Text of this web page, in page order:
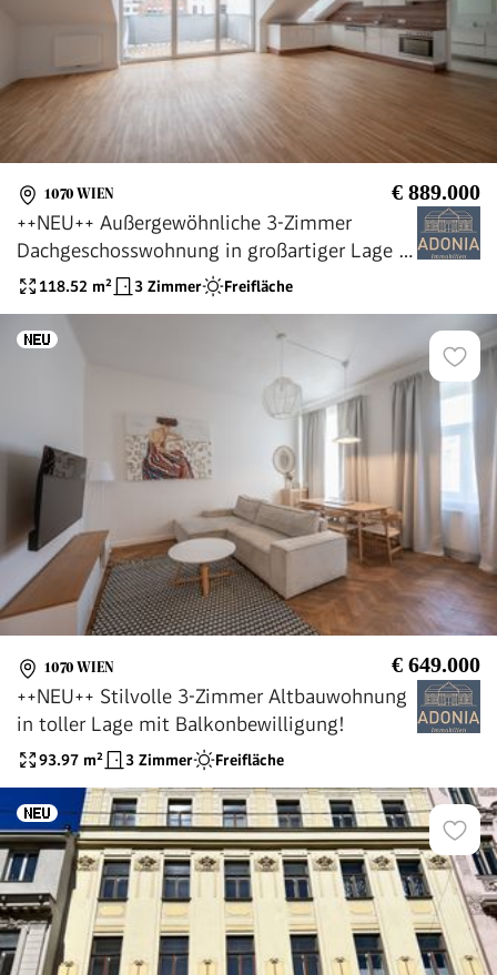
1070 WIEN € 889.000
++NEU++ Außergewöhnliche 3-Zimmer
Dachgeschosswohnung in großartiger Lage -
1070118.52 m² 3 Zimmer Freifläche
1070 WIEN € 649.000
++NEU++ Stilvolle 3-Zimmer Altbauwohnung
in toller Lage mit Balkonbewilligung!
93.97 m² 3 Zimmer Freifläche